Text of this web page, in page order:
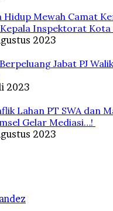
Hidup Mewah Camat
Inspektorat Kota
2023
Jabat PJ
2023
Lahan PT SWA dan
Gelar Mediasi…!
2023